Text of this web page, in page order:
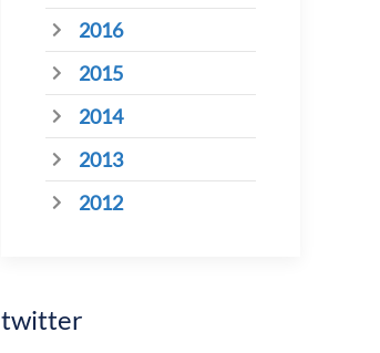
2016
2015
2014
2013
2012
twitter